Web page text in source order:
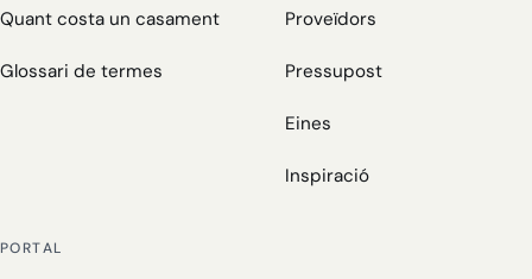
Quant costa un casament
Glossari de termes
Proveïdors
Pressupost
Eines
Inspiració
PORTAL